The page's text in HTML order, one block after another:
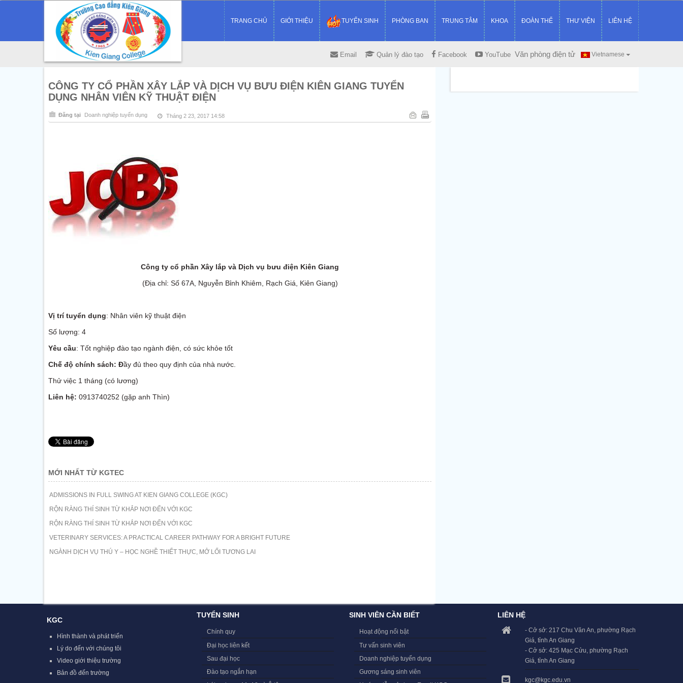
TRANG CHỦ GIỚI THIỆU TUYỂN SINH PHÒNG BAN TRUNG TÂM KHOA ĐOÀN THỂ THƯ VIỆN LIÊN HỆ
Vietnamese
Email Quản lý đào tạo Facebook YouTube Văn phòng điện tử
CÔNG TY CỔ PHẦN XÂY LẮP VÀ DỊCH VỤ BƯU ĐIỆN KIÊN GIANG TUYỂN
DỤNG NHÂN VIÊN KỸ THUẬT ĐIỆN
Đăng tại Doanh nghiệp tuyển dụng Tháng 2 23, 2017 14:58
Công ty cổ phần Xây lắp và Dịch vụ bưu điện Kiên Giang
(Địa chỉ: Số 67A, Nguyễn Bỉnh Khiêm, Rạch Giá, Kiên Giang)
Vị trí tuyển dụng: Nhân viên kỹ thuật điện
Số lượng: 4
Yêu cầu: Tốt nghiệp đào tạo ngành điện, có sức khỏe tốt
Chế độ chính sách: Đầy đủ theo quy định của nhà nước.
Thử việc 1 tháng (có lương)
Liên hệ: 0913740252 (gặp anh Thìn)
MỚI NHẤT TỪ KGTEC
ADMISSIONS IN FULL SWING AT KIEN GIANG COLLEGE (KGC)
RỘN RÀNG THÍ SINH TỪ KHẮP NƠI ĐẾN VỚI KGC
RỘN RÀNG THÍ SINH TỪ KHẮP NƠI ĐẾN VỚI KGC
VETERINARY SERVICES: A PRACTICAL CAREER PATHWAY FOR A BRIGHT FUTURE
NGÀNH DỊCH VỤ THÚ Y – HỌC NGHỀ THIẾT THỰC, MỞ LỐI TƯƠNG LAI
KGC
Hình thành và phát triển
Lý do đến với chúng tôi
Video giới thiệu trường
Bản đồ đến trường
TUYỂN SINH
Chính quy
Đại học liên kết
Sau đại học
Đào tạo ngắn hạn
SINH VIÊN CẦN BIẾT
Hoạt động nổi bật
Tư vấn sinh viên
Doanh nghiệp tuyển dụng
Gương sáng sinh viên
LIÊN HỆ
- Cở sở: 217 Chu Văn An, phường Rạch
Giá, tỉnh An Giang
- Cở sở: 425 Mạc Cửu, phường Rạch
Giá, tỉnh An Giang
kgc@kgc.edu.vn